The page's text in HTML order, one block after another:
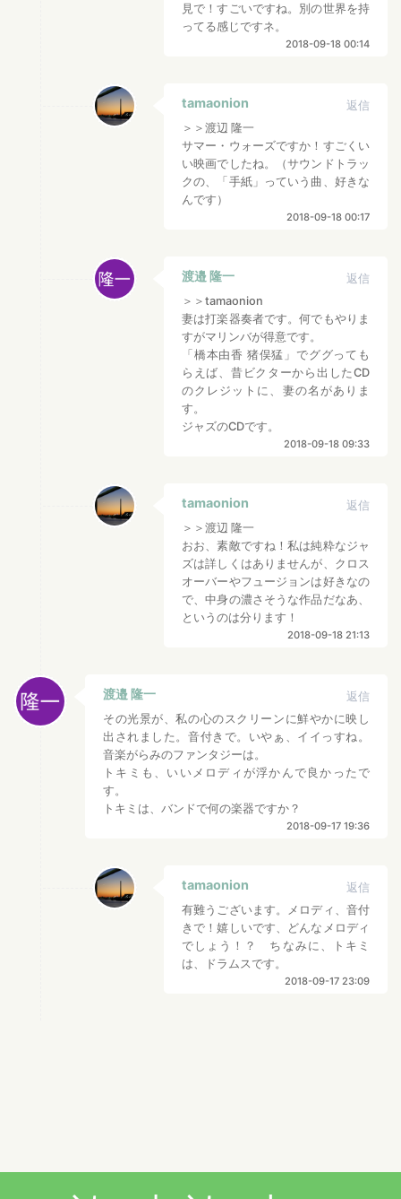
見で！すごいですね。別の世界を持
ってる感じですネ。
2018-09-18 00:14
tamaonion
返信
＞＞渡辺 隆一
サマー・ウォーズですか！すごくい
い映画でしたね。（サウンドトラッ
クの、「手紙」っていう曲、好きな
んです）
2018-09-18 00:17
渡邉 隆一
返信
＞＞tamaonion
妻は打楽器奏者です。何でもやりま
すがマリンバが得意です。
「橋本由香 猪俣猛」でググっても
らえば、昔ビクターから出したCD
のクレジットに、妻の名がありま
す。
ジャズのCDです。
2018-09-18 09:33
tamaonion
返信
＞＞渡辺 隆一
おお、素敵ですね！私は純粋なジャ
ズは詳しくはありませんが、クロス
オーバーやフュージョンは好きなの
で、中身の濃さそうな作品だなあ、
というのは分ります！
2018-09-18 21:13
渡邉 隆一
返信
その光景が、私の心のスクリーンに鮮やかに映し
出されました。音付きで。いやぁ、イイっすね。
音楽がらみのファンタジーは。
トキミも、いいメロディが浮かんで良かったで
す。
トキミは、バンドで何の楽器ですか？
2018-09-17 19:36
tamaonion
返信
有難うございます。メロディ、音付
きで！嬉しいです、どんなメロディ
でしょう！？ ちなみに、トキミ
は、ドラムスです。
2018-09-17 23:09